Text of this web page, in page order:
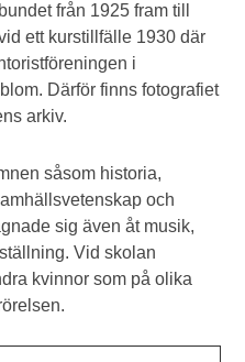
från 1925 fram till
ett kurstillfälle 1930där
i
. Därför finns fotografiet
arkiv.
såsom historia,
och
sig även åt musik,
Vid skolan
kvinnor som på olika